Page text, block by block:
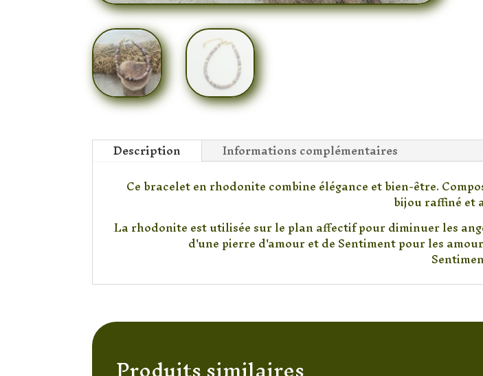
Description
Informations complémentaires
Ce bracelet en rhodonite combine élégance et bien-être.
bijou raffiné et
La rhodonite est utilisée sur le plan affectif pour diminuer les
d'une pierre d'amour et de Sentiment pour les